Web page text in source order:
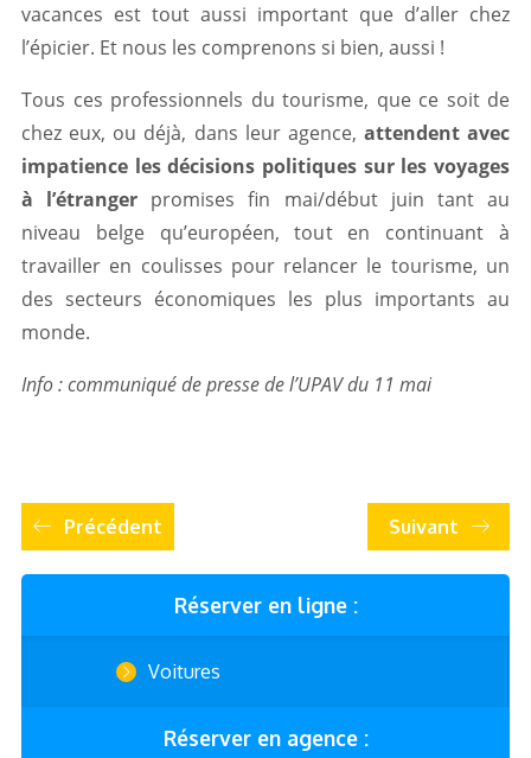
Réserver en ligne :
Voitures
Réserver en agence :
vacances est tout aussi important que d’aller chez
l’épicier. Et nous les comprenons si bien, aussi !
Tous ces professionnels du tourisme, que ce soit de
chez eux, ou déjà, dans leur agence, attendent avec
impatience les décisions politiques sur les voyages
à l’étranger promises fin mai/début juin tant au
niveau belge qu’européen, tout en continuant à
travailler en coulisses pour relancer le tourisme, un
des secteurs économiques les plus importants au
monde.
Info : communiqué de presse de l’UPAV du 11 mai
Précédent Suivant